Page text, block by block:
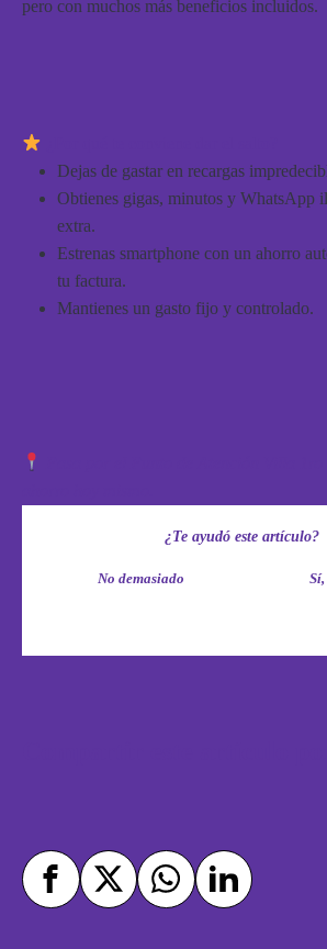
pero con muchos más beneficios incluidos.
Dejas de gastar en recargas
Obtienes gigas, minutos y WhatsApp
extra.
Estrenas smartphone con un ahorro
tu factura.
Mantienes un gasto fijo y controlado.
¿Te ayudó este artículo?
No demasiado